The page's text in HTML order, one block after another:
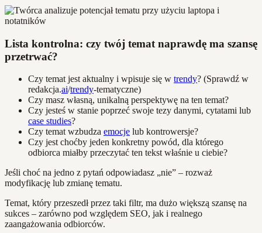
Lista kontrolna: czy twój temat naprawdę ma szansę
przetrwać?
Czy temat jest aktualny i wpisuje się w trendy? (Sprawdź w
redakcja.ai/trendy-tematyczne)
Czy masz własną, unikalną perspektywę na ten temat?
Czy jesteś w stanie poprzeć swoje tezy danymi, cytatami lub
case studies?
Czy temat wzbudza emocje lub kontrowersje?
Czy jest choćby jeden konkretny powód, dla którego
odbiorca miałby przeczytać ten tekst właśnie u ciebie?
Jeśli choć na jedno z pytań odpowiadasz „nie” – rozważ
modyfikację lub zmianę tematu.
Temat, który przeszedł przez taki filtr, ma dużo większą szansę na
sukces – zarówno pod względem SEO, jak i realnego
zaangażowania odbiorców.